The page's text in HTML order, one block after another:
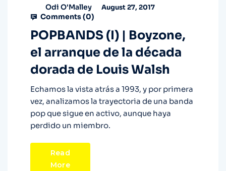
Odi O'Malley August 27, 2017
Comments (0)
POPBANDS (I) | Boyzone,
el arranque de la década
dorada de Louis Walsh
Echamos la vista atrás a 1993, y por primera
vez, analizamos la trayectoria de una banda
pop que sigue en activo, aunque haya
perdido un miembro.
Read
More